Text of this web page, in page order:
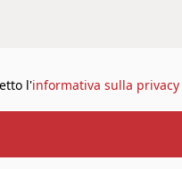
l'informativa sulla privacy